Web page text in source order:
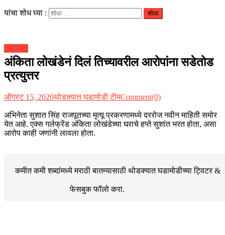
यांचा शोध घ्या :
अंकिता लोखंडेनं दिलं तिच्यावरील आरोपांना सडेतोड
प्रत्युत्तर
ऑगस्ट 15, 2020थोडक्यात घडामोडी टीमComment(0)
अभिनेता सुशात सिंह राजपूतच्या मृत्यू प्रकरणामध्ये दररोज नवीन माहिती समोर
येत आहे. एक्स गर्लफ्रेंड अंकिता लोखंडेच्या घराचे हप्ते सुशांत भरत होता, असा
आरोप काही जणांनी लावला होता.
कमीत कमी शब्दांमध्ये मराठी बातम्यासाठी थोडक्यात घडामोडीच्याट्विटर &
फेसबुकफॉलो करा.